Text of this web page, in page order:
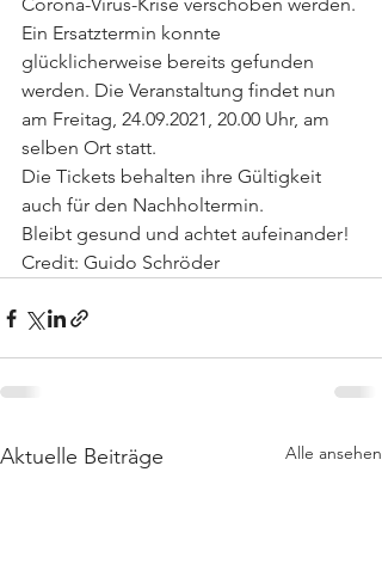
Ein Ersatztermin konnte
glücklicherweise bereits gefunden
werden. Die Veranstaltung findet nun
am Freitag, 24.09.2021, 20.00 Uhr, am
selben Ort statt.
Die Tickets behalten ihre Gültigkeit
auch für den Nachholtermin.
Bleibt gesund und achtet aufeinander!
Credit: Guido Schröder
Aktuelle Beiträge Alle ansehen